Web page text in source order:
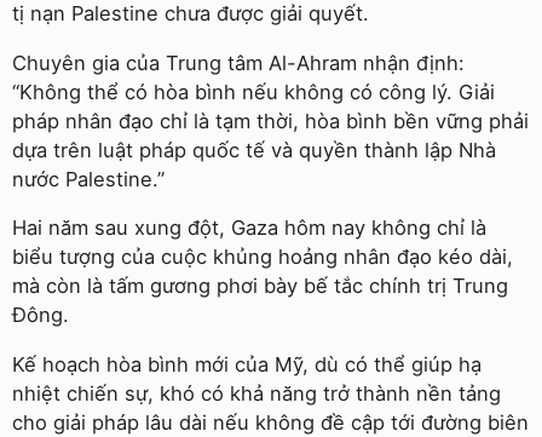
tị nạn Palestine chưa được giải quyết.
Chuyên gia của Trung tâm Al-Ahram nhận định:
“Không thể có hòa bình nếu không có công lý. Giải
pháp nhân đạo chỉ là tạm thời, hòa bình bền vững phải
dựa trên luật pháp quốc tế và quyền thành lập Nhà
nước Palestine.”
Hai năm sau xung đột, Gaza hôm nay không chỉ là
biểu tượng của cuộc khủng hoảng nhân đạo kéo dài,
mà còn là tấm gương phơi bày bế tắc chính trị Trung
Đông.
Kế hoạch hòa bình mới của Mỹ, dù có thể giúp hạ
nhiệt chiến sự, khó có khả năng trở thành nền tảng
cho giải pháp lâu dài nếu không đề cập tới đường biên